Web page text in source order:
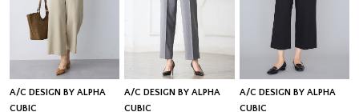
A/C DESIGN BY ALPHA
CUBIC
A/C DESIGN BY ALPHA
CUBIC
A/C DESIGN BY ALPHA
CUBIC